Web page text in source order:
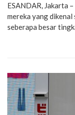
ESANDAR, Jakarta
mereka yang dikenal
seberapa besar